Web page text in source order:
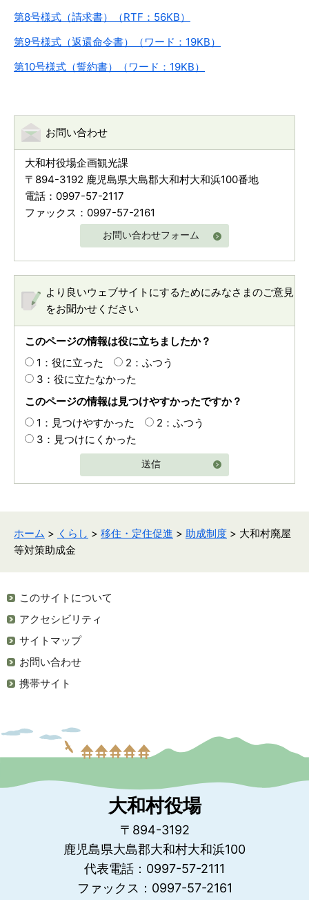
第8号様式（請求書）（RTF：56KB）
第9号様式（返還命令書）（ワード：19KB）
第10号様式（誓約書）（ワード：19KB）
お問い合わせ
大和村役場企画観光課
〒894-3192 鹿児島県大島郡大和村大和浜100番地
電話：0997-57-2117
ファックス：0997-57-2161
お問い合わせフォーム
より良いウェブサイトにするためにみなさまのご意見
をお聞かせください
このページの情報は役に立ちましたか？
1：役に立った
2：ふつう
3：役に立たなかった
このページの情報は見つけやすかったですか？
1：見つけやすかった
2：ふつう
3：見つけにくかった
送信
ホーム > くらし > 移住・定住促進 > 助成制度 > 大和村廃屋
等対策助成金
このサイトについて
アクセシビリティ
サイトマップ
お問い合わせ
携帯サイト
大和村役場
〒894-3192
鹿児島県大島郡大和村大和浜100
代表電話：0997-57-2111
ファックス：0997-57-2161